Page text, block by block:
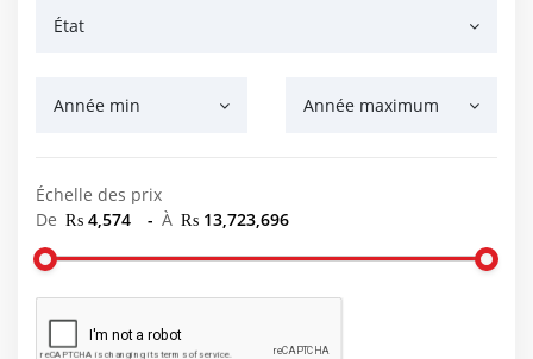
État
Année min Année maximum
Échelle des prix
De ₨ 4,574 - À ₨ 13,723,696